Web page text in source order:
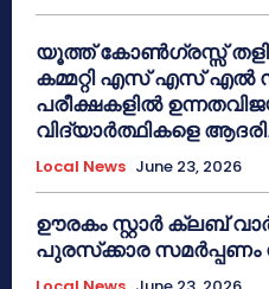
യൂത്ത് കോൺഗ്രസ്സ്
കമ്മറ്റി എസ് എസ് എൽ
പരീക്ഷകളിൽ
വിദ്യാർത്ഥികളെ
Local News June 23, 2026
ഊരകം സ്റ്റാർ ക്ലബ്
പുരസ്‌ക്കാര സമർപ്പണം